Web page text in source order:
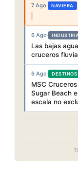
7 Ago· NAVIERA
6 Ago· INDUSTRIA
Las bajas
cruceros
6 Ago· DESTINOS
MSC
Sugar Beach
escala no